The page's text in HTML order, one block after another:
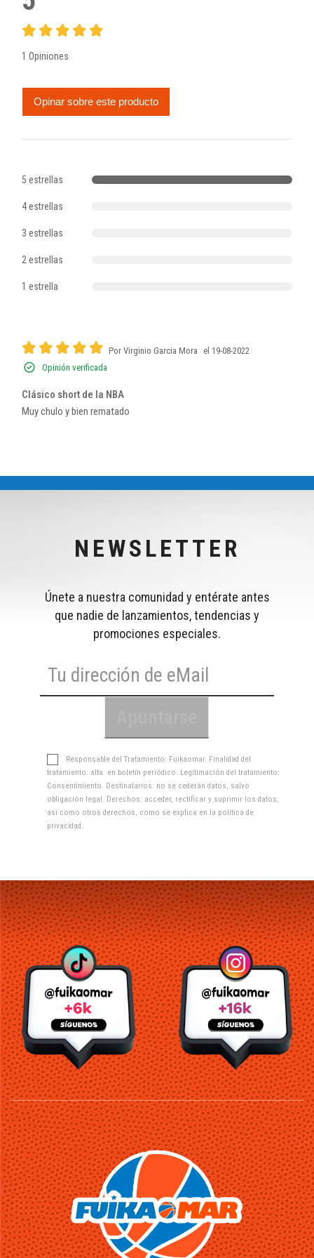
1 Opiniones
Opinar sobre este producto
5 estrellas
4 estrellas
3 estrellas
2 estrellas
1 estrella
Por Virginio Garcia Mora el 19-08-2022
Opinión verificada
Clásico short de la NBA
Muy chulo y bien rematado
NEWSLETTER
Únete a nuestra comunidad y entérate antes
que nadie de lanzamientos, tendencias y
promociones especiales.
Responsable del Tratamiento: Fuikaomar. Finalidad del
tratamiento: alta en boletín periódico. Legitimación del tratamiento:
Consentimiento. Destinatarios: no se cederán datos, salvo
obligación legal. Derechos: acceder, rectificar y suprimir los datos,
así como otros derechos, como se explica en la política de
privacidad .